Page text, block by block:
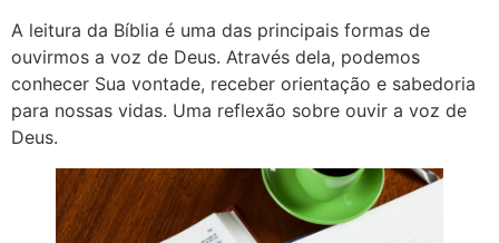
A leitura da Bíblia é uma das principais formas de
ouvirmos a voz de Deus. Através dela, podemos
conhecer Sua vontade, receber orientação e sabedoria
para nossas vidas. Uma reflexão sobre ouvir a voz de
Deus.